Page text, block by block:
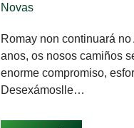
Novas
Romay non continuará
anos, os nosos camiños
enorme compromiso,
Desexámoslle…